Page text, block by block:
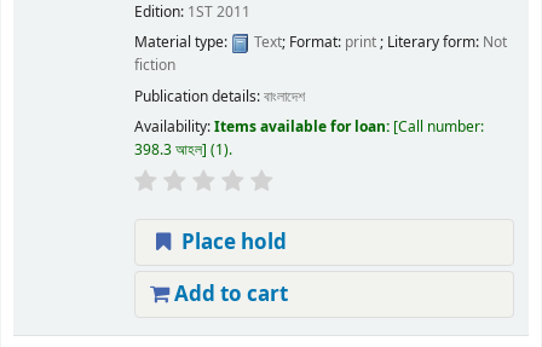
Edition: 1ST 2011
Material type:
Text; Format: print; Literary form: Not
fiction
Publication details:বাংলাদেশ
Availability:Items available for loan: Call number:
398.3 আহল (1).
Place hold
Add to cart